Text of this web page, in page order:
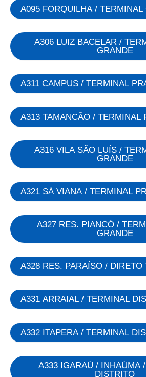
A095 FORQUILHA / TERMINAL
A306 LUIZ BACELAR /
GRANDE
A311 CAMPUS / TERMINAL
A313 TAMANCÃO / TERMINAL
A316 VILA SÃO LUÍS /
GRANDE
A321 SÁ VIANA / TERMINAL
A327 RES. PIANCÓ /
GRANDE
A328 RES. PARAÍSO / DIRETO
A331 ARRAIAL / TERMINAL
A332 ITAPERA / TERMINAL
A333 IGARAÚ / INHAÚMA
DISTRITO